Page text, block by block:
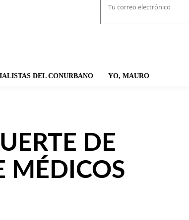
DEL CONURBANO YO, MAURO
DE
MÉDICOS